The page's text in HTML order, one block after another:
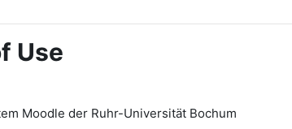
Use
Moodle der Ruhr-Universität Bochum